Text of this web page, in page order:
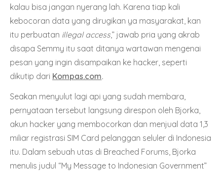
kalau bisa jangan nyerang lah. Karena tiap kali
kebocoran data yang dirugikan ya masyarakat, kan
itu perbuatan illegal access,” jawab pria yang akrab
disapa Semmy itu saat ditanya wartawan mengenai
pesan yang ingin disampaikan ke hacker, seperti
dikutip dari Kompas.com.
Seakan menyulut lagi api yang sudah membara,
pernyataan tersebut langsung direspon oleh Bjorka,
akun hacker yang membocorkan dan menjual data 1,3
miliar registrasi SIM Card pelanggan seluler di Indonesia
itu. Dalam sebuah utas di Breached Forums, Bjorka
menulis judul “My Message to Indonesian Government”